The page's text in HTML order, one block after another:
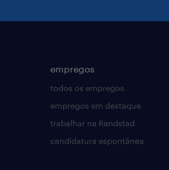
empregos
todos os empregos
empregos em destaque
trabalhar na Randstad
candidatura espontânea